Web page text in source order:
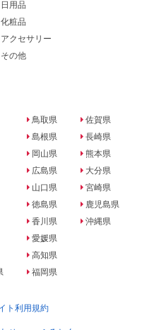
日用品
化粧品
アクセサリー
その他
鳥取県
島根県
岡山県
広島県
山口県
徳島県
香川県
愛媛県
高知県
福岡県
佐賀県
長崎県
熊本県
大分県
宮崎県
鹿児島県
沖縄県
ト利用規約